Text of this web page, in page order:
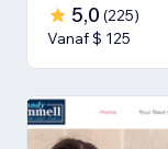
5,0 (225)
Vanaf $ 125